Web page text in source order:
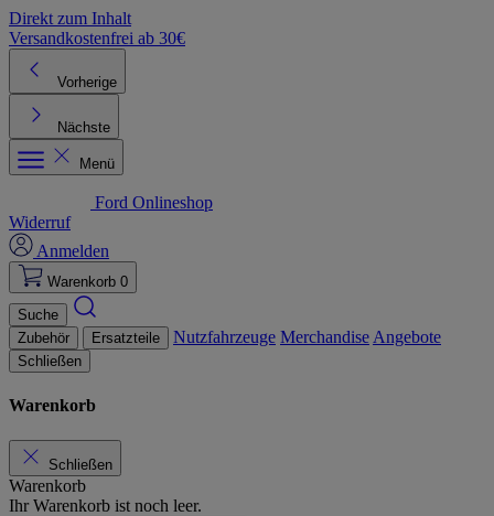
Direkt zum Inhalt
Versandkostenfrei ab 30€
Vorherige
Nächste
Menü
Ford Onlineshop
Widerruf
Anmelden
Warenkorb 0
Suche
Zubehör
Ersatzteile Nutzfahrzeuge Merchandise Angebote
Schließen
Warenkorb
Schließen
Warenkorb
Ihr Warenkorb ist noch leer.